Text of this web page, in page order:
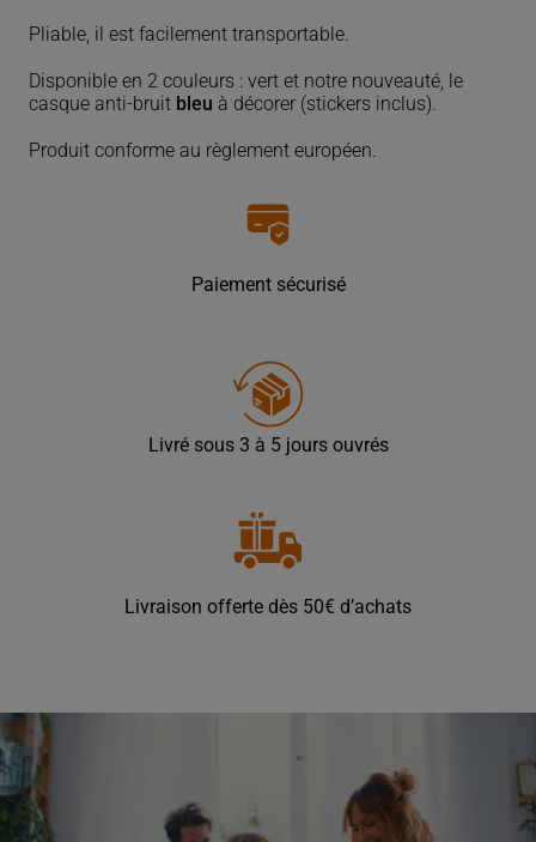
Pliable, il est facilement transportable.
Disponible en 2 couleurs : vert et notre nouveauté, le
casque anti-bruit bleu à décorer (stickers inclus).
Produit conforme au règlement européen.
Paiement sécurisé
Livré sous 3 à 5 jours ouvrés
Livraison offerte dès 50€ d’achats